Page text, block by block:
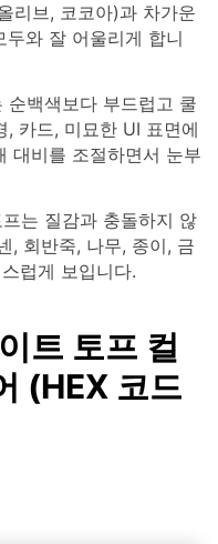
리브, 코코아)과 차가운
와 잘 어울리게 합니
순백색보다 부드럽고 쿨
카드, 미묘한 UI 표면에
대비를 조절하면서 눈부
는 질감과 충돌하지 않
, 회반죽, 나무, 종이, 금
럽게 보입니다.
트 토프 컬
(HEX 코드